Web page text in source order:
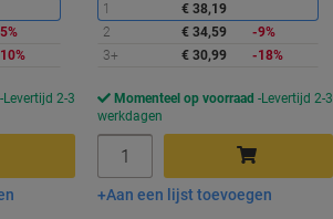
Levertijd 2-3
1
€ 38,19
2
€ 34,59
-9%
3+
€ 30,99 -18%
Momenteel op voorraad
Levertijd 2-3
werkdagen
In winkelwagen
Aan een lijst toevoegen